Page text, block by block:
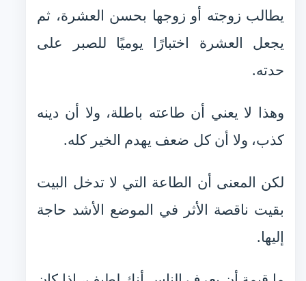
يطالب زوجته أو زوجها بحسن العشرة، ثم
يجعل العشرة اختبارًا يوميًا للصبر على
حدته.
وهذا لا يعني أن طاعته باطلة، ولا أن دينه
كذب، ولا أن كل ضعف يهدم الخير كله.
لكن المعنى أن الطاعة التي لا تدخل البيت
بقيت ناقصة الأثر في الموضع الأشد حاجة
إليها.